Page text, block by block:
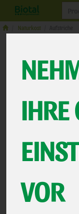
IHRE
VOR
Naturkost
Linse